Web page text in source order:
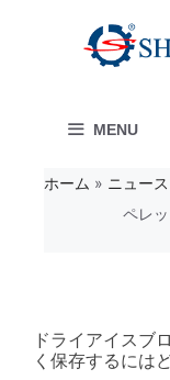
MENU
ホーム » ニュース
ペレ
ドライアイスブ
く保存するには